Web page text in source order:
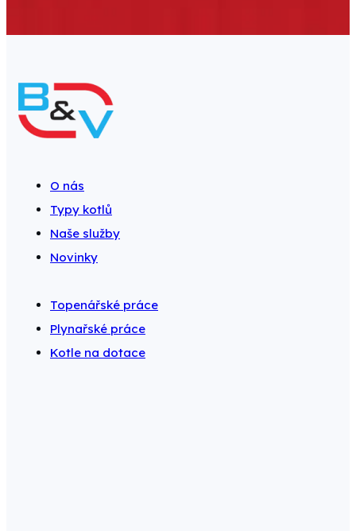
O nás
Typy kotlů
Naše služby
Novinky
Topenářské práce
Plynařské práce
Kotle na dotace